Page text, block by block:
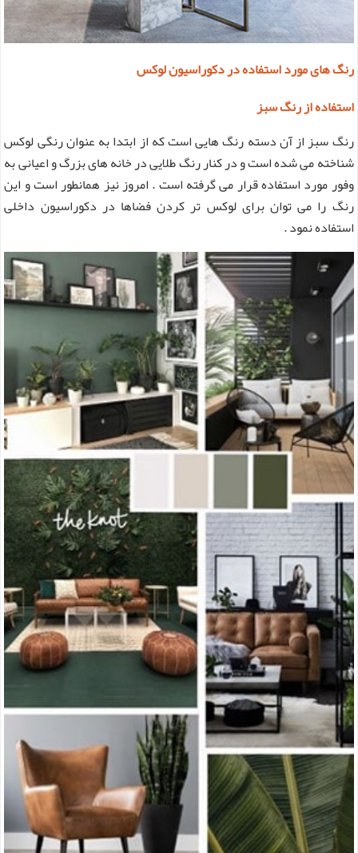
رنگ های مورد استفاده در دکوراسیون لوکس
استفاده از رنگ سبز
رنگ سبز از آن دسته رنگ هایی است که از ابتدا به عنوان رنگی لوکس
شناخته می شده است و در کنار رنگ طلایی در خانه های بزرگ و اعیانی به
وفور مورد استفاده قرار می گرفته است . امروز نیز همانطور است و این
رنگ را می توان برای لوکس تر کردن فضاها در دکوراسیون داخلی
استفاده نمود .